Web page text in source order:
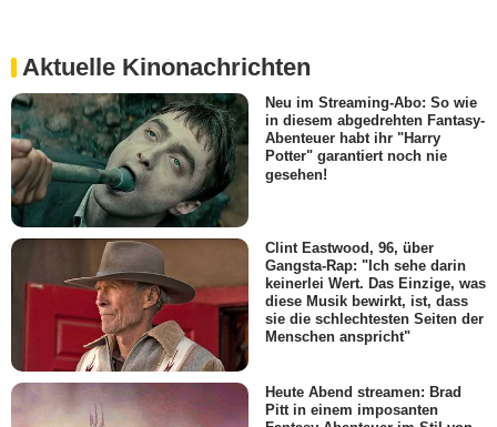
Aktuelle Kinonachrichten
Neu im Streaming-Abo: So wie
in diesem abgedrehten Fantasy-
Abenteuer habt ihr "Harry
Potter" garantiert noch nie
gesehen!
Clint Eastwood, 96, über
Gangsta-Rap: "Ich sehe darin
keinerlei Wert. Das Einzige, was
diese Musik bewirkt, ist, dass
sie die schlechtesten Seiten der
Menschen anspricht"
Heute Abend streamen: Brad
Pitt in einem imposanten